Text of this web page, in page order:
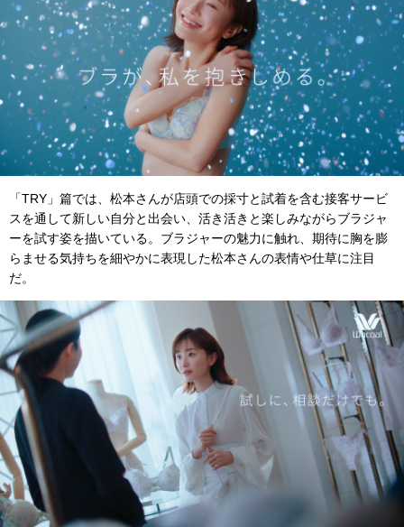
「TRY」篇では、松本さんが店頭での採寸と試着を含む接客サービ
スを通して新しい自分と出会い、活き活きと楽しみながらブラジャ
ーを試す姿を描いている。ブラジャーの魅力に触れ、期待に胸を膨
らませる気持ちを細やかに表現した松本さんの表情や仕草に注目
だ。